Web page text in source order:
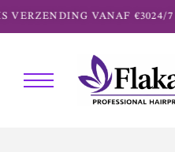
VERZENDING VANAF €3024/7